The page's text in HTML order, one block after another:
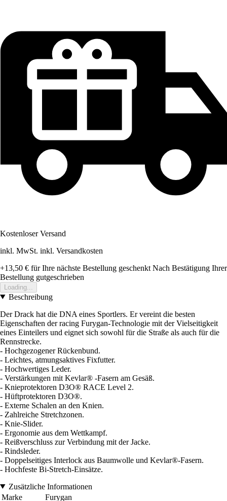
Kostenloser Versand
inkl. MwSt. inkl. Versandkosten
+13,50 € für Ihre nächste Bestellung geschenkt Nach Bestätigung Ihrer
Bestellung gutgeschrieben
Loading...
Beschreibung
Der Drack hat die DNA eines Sportlers. Er vereint die besten
Eigenschaften der racing Furygan-Technologie mit der Vielseitigkeit
eines Einteilers und eignet sich sowohl für die Straße als auch für die
Rennstrecke.
- Hochgezogener Rückenbund.
- Leichtes, atmungsaktives Fixfutter.
- Hochwertiges Leder.
- Verstärkungen mit Kevlar® -Fasern am Gesäß.
- Knieprotektoren D3O® RACE Level 2.
- Hüftprotektoren D3O®.
- Externe Schalen an den Knien.
- Zahlreiche Stretchzonen.
- Knie-Slider.
- Ergonomie aus dem Wettkampf.
- Reißverschluss zur Verbindung mit der Jacke.
- Rindsleder.
- Doppelseitiges Interlock aus Baumwolle und Kevlar®-Fasern.
- Hochfeste Bi-Stretch-Einsätze.
Zusätzliche Informationen
Marke
Furygan